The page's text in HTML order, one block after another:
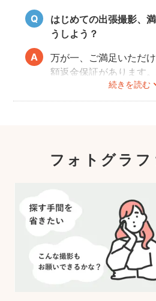
はじめての出張撮影、
うしよう？
続きを読む
万が一、ご満足いただ
額返金保証があります。
フォトグラフ